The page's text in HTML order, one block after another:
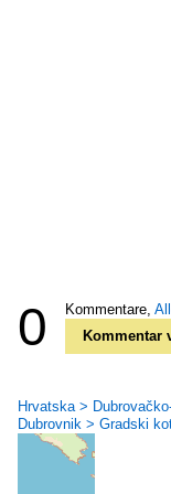
0 Kommentare,
Kommentar
Hrvatska >
Dubrovnik > Gradski